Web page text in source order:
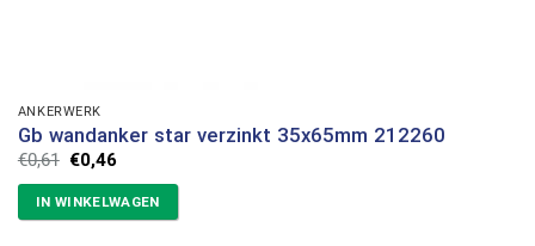
ANKERWERK
Gb wandanker star verzinkt 35x65mm 212260
€0,61 Oorspronkelijke
prijs
was:
€0,61.
€0,46Huidige
is:
€0,46.
IN WINKELWAGEN